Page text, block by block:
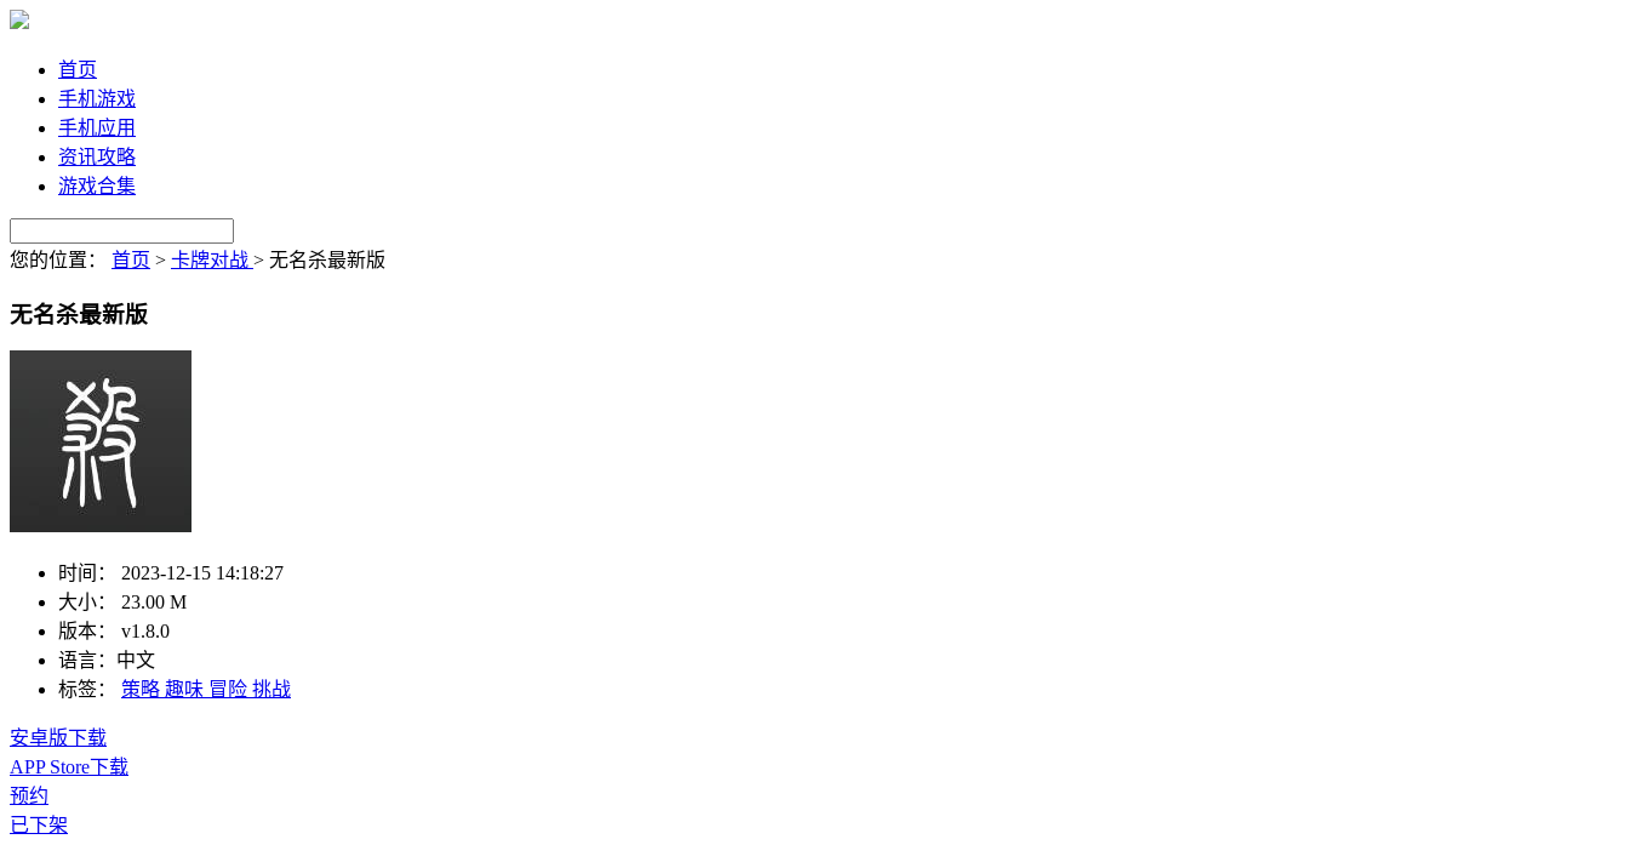
首页
手机游戏
手机应用
资讯攻略
游戏合集
您的位置： 首页 > 卡牌对战 > 无名杀最新版
无名杀最新版
时间：
2023-12-15 14:18:27
大小：
23.00 M
版本：
v1.8.0
语言： 中文
标签：
策略 趣味 冒险 挑战
安卓版下载
APP Store下载
预约
已下架